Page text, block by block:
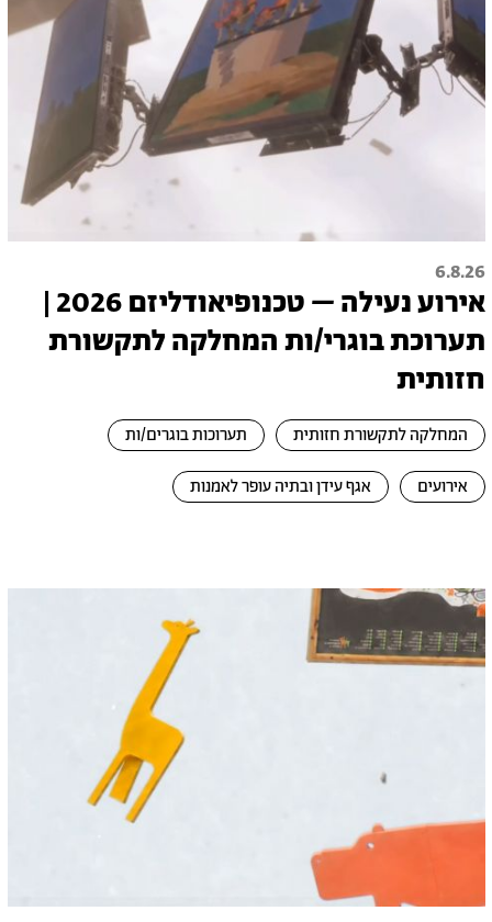
6.8.26
אירוע נעילה – טכנופיאודליזם 2026 |
תערוכת בוגרי/ות המחלקה לתקשורת
חזותית
המחלקה לתקשורת חזותית תערוכות בוגרים/ות
אירועים אגף עידן ובתיה עופר לאמנות